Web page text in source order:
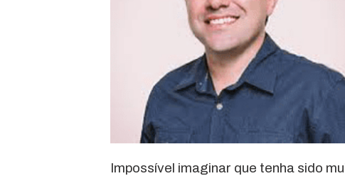
Impossível imaginar que tenha sido